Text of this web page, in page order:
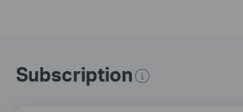
Subscription